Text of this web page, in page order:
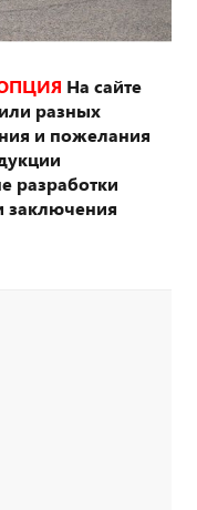
На сайте
разных
и пожелания
разработки
заключения